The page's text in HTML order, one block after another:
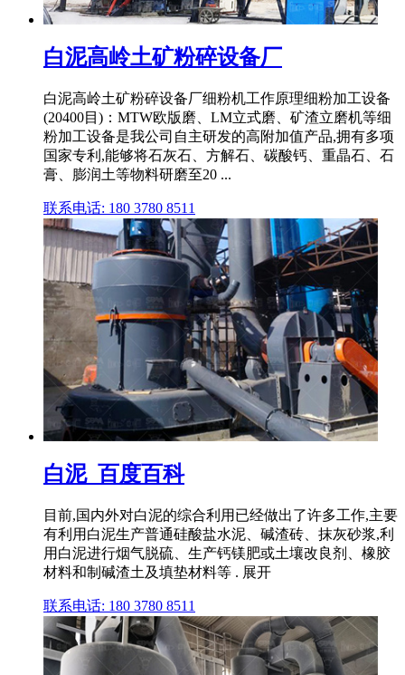
白泥高岭土矿粉碎设备厂
白泥高岭土矿粉碎设备厂细粉机工作原理细粉加工设备
(20400目)：MTW欧版磨、LM立式磨、矿渣立磨机等细
粉加工设备是我公司自主研发的高附加值产品,拥有多项
国家专利,能够将石灰石、方解石、碳酸钙、重晶石、石
膏、膨润土等物料研磨至20 ...
联系电话: 180 3780 8511
白泥_百度百科
目前,国内外对白泥的综合利用已经做出了许多工作,主要
有利用白泥生产普通硅酸盐水泥、碱渣砖、抹灰砂浆,利
用白泥进行烟气脱硫、生产钙镁肥或土壤改良剂、橡胶
材料和制碱渣土及填垫材料等 . 展开
联系电话: 180 3780 8511